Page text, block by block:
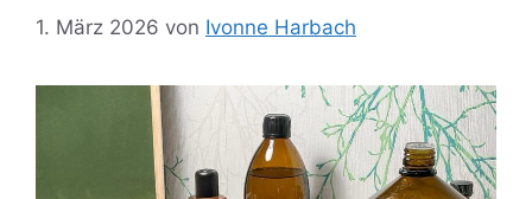
1. März 2026 von Ivonne Harbach